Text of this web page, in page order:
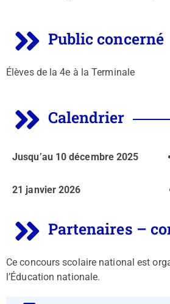
Public concerné
Élèves de la 4e à la Terminale
Calendrier
Jusqu’au 10 décembre 2025
21 janvier 2026
Partenaires –
Ce concours scolaire national est
l’Éducation nationale.